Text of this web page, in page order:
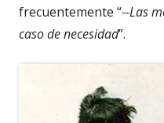
frecuentemente “--Las
caso de necesidad”.